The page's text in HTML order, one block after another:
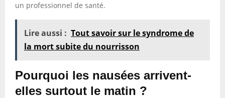
un professionnel de santé.
Lire aussi : Tout savoir sur le syndrome de
la mort subite du nourrisson
Pourquoi les nausées arrivent-
elles surtout le matin ?